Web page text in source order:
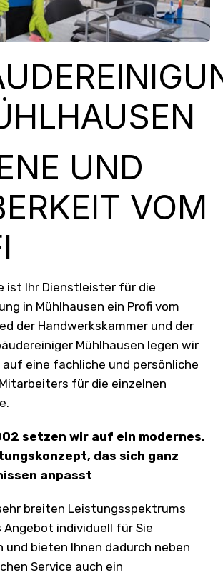
UND
VOM
ist Ihr Dienstleister für die
in Mühlhausen ein Profi vom
der Handwerkskammer und der
Mühlhausen legen wir
eine fachliche und persönliche
für die einzelnen
setzen wir auf ein modernes,
das sich ganz
anpasst
breiten Leistungsspektrums
Angebot individuell für Sie
und bieten Ihnen dadurch neben
Service auch ein